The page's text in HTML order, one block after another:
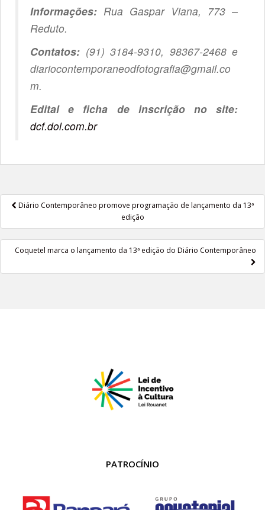
Informações: Rua Gaspar Viana, 773 –
Reduto.
Contatos: (91) 3184-9310, 98367-2468 e
diariocontemporaneodfotografia@gmail.co
m.
Edital e ficha de inscrição no site:
dcf.dol.com.br
Navegação de Post
Diário Contemporâneo promove programação de lançamento da 13ª
edição
Coquetel marca o lançamento da 13ª edição do Diário Contemporâneo
PATROCÍNIO